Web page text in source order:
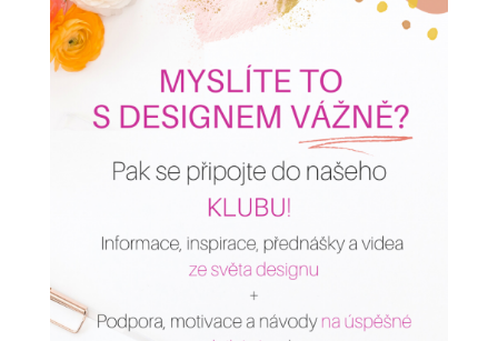
značky Vuch
Loading...
Proč ji zřejmě používáte
špatně a jak to změnit
Rychloobrátkový design
versus kvalitní projekty: Jakou
cestu si v podnikání
Loading...
14:20
Jak na dětské pokoje -
zdravě, udržitelně a zábavně
se značkou Antonie